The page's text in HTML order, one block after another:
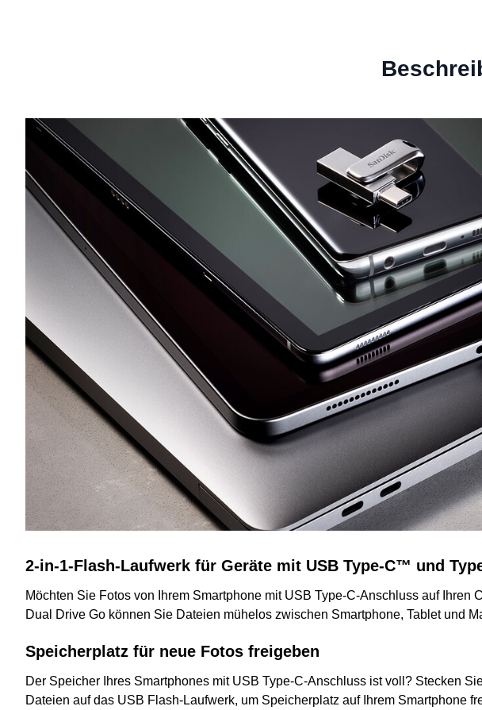
2-in-1-Flash-Laufwerk für Geräte mit USB Type-C™ und
Möchten Sie Fotos von Ihrem Smartphone mit USB Type-C-Anschluss auf
Dual Drive Go können Sie Dateien mühelos zwischen Smartphone, Tablet und
Speicherplatz für neue Fotos freigeben
Der Speicher Ihres Smartphones mit USB Type-C-Anschluss ist voll? Stecken
Dateien auf das USB Flash-Laufwerk, um Speicherplatz auf Ihrem Smartphone